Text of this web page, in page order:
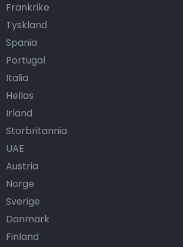
Frankrike
Tyskland
Spania
Portugal
Italia
Hellas
Irland
Storbritannia
UAE
Austria
Norge
Sverige
Danmark
Finland